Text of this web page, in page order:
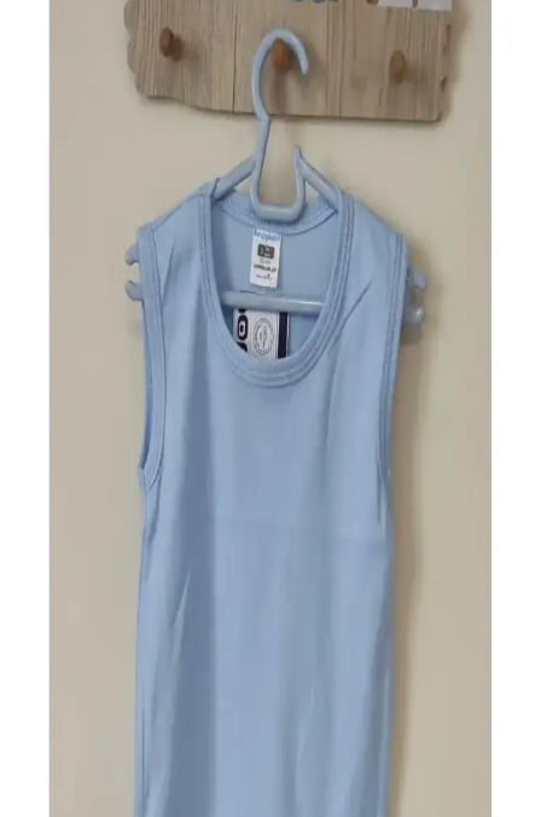
Kullanım ve Güncel Durum Analizi
Bebek body uzatma aparatları hakkında mevcut bilgiler sınırlı olsa
da, güvenlik ve konfor ön plandadır. Doğru ürün seçimi ve uzman
A101 Market Hizmetleri ve Güncel Kampanyalarla
Ekonomik Alışveriş İmkanları
A101, çeşitli ürün kategorileri ve düzenli kampanyalarıyla uygun
fiyatlı alışveriş imkanı sunar. Kapıda hizmet ve kataloglar sayesinde
pratik ve ekonomik alışveriş deneyimi sağlar.
Finish Marka Spor ve Günlük Kullanım İçin Geniş
Ayakkabı ve Giyim Ürünleri Portföyü
her ihtiyaca uygun ürünler sağlar.
Ucuz outletlerin avantajları ve dikkat edilmesi
gerekenler hakkında kapsamlı bilgiler
güvenliği, iade koşulları gibi faktörlere dikkat ederek tasarruf